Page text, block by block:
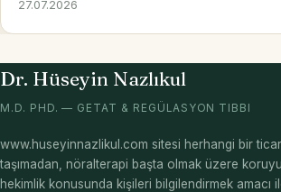
27.07.2026
Dr. Hüseyin Nazlıkul
M.D. PHD. — GETAT & REGÜLASYON TIBBI
www.huseyinnazlikul.com sitesi herhangi bir
taşımadan, nöralterapi başta olmak üzere
hekimlik konusunda kişileri bilgilendirmek amacı